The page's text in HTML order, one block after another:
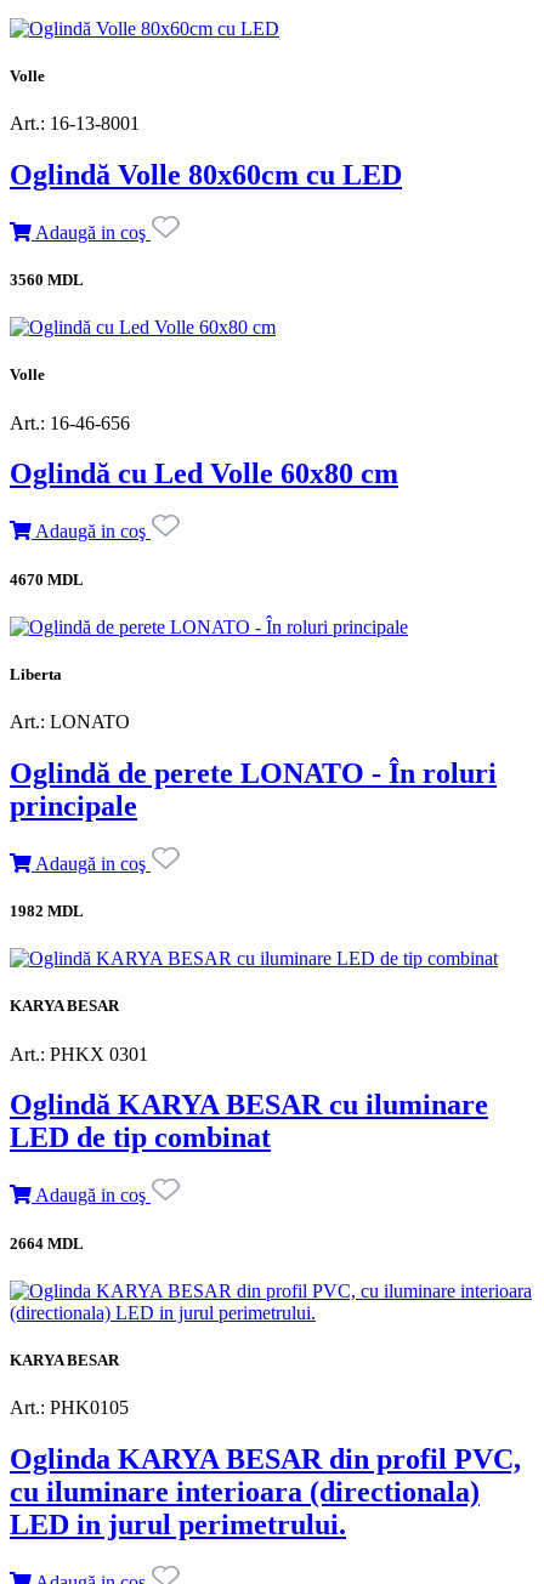
Volle
Art.: 16-13-8001
Oglindă Volle 80x60cm cu LED
Adaugă in coş
3560 MDL
Volle
Art.: 16-46-656
Oglindă cu Led Volle 60x80 cm
Adaugă in coş
4670 MDL
Liberta
Art.: LONATO
Oglindă de perete LONATO - În roluri
principale
Adaugă in coş
1982 MDL
KARYA BESAR
Art.: PHKX 0301
Oglindă KARYA BESAR cu iluminare
LED de tip combinat
Adaugă in coş
2664 MDL
KARYA BESAR
Art.: PHK0105
Oglinda KARYA BESAR din profil PVC,
cu iluminare interioara (directionala)
LED in jurul perimetrului.